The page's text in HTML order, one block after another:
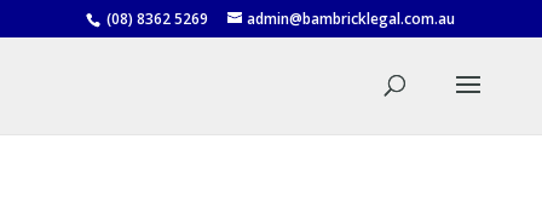
(08) 8362 5269 admin@bambricklegal.com.au